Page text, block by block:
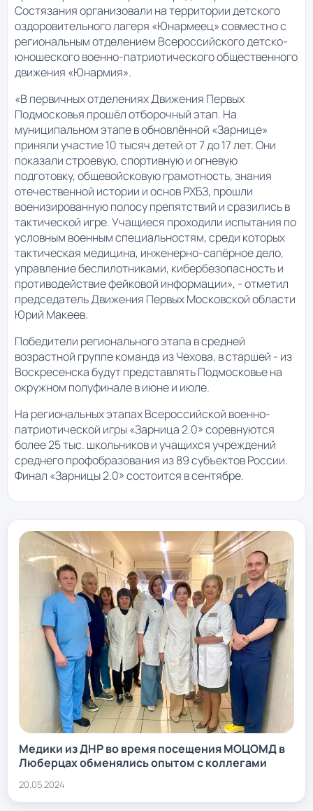
Состязания организовали на территории детского
оздоровительного лагеря «Юнармеец» совместно с
региональным отделением Всероссийского детско-
юношеского военно-патриотического общественного
движения «Юнармия».
«В первичных отделениях Движения Первых
Подмосковья прошёл отборочный этап. На
муниципальном этапе в обновлённой «Зарнице»
приняли участие 10 тысяч детей от 7 до 17 лет. Они
показали строевую, спортивную и огневую
подготовку, общевойсковую грамотность, знания
отечественной истории и основ РХБЗ, прошли
военизированную полосу препятствий и сразились в
тактической игре. Учащиеся проходили испытания по
условным военным специальностям, среди которых
тактическая медицина, инженерно-сапёрное дело,
управление беспилотниками, кибербезопасность и
противодействие фейковой информации», - отметил
председатель Движения Первых Московской области
Юрий Макеев.
Победители регионального этапа в средней
возрастной группе команда из Чехова, в старшей - из
Воскресенска будут представлять Подмосковье на
окружном полуфинале в июне и июле.
На региональных этапах Всероссийской военно-
патриотической игры «Зарница 2.0» соревнуются
более 25 тыс. школьников и учащихся учреждений
среднего профобразования из 89 субъектов России.
Финал «Зарницы 2.0» состоится в сентябре.
Медики из ДНР во время посещения МОЦОМД в
Люберцах обменялись опытом с коллегами
20.05.2024